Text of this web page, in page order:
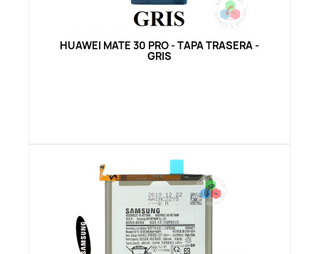
Vista rápida
HUAWEI MATE 30 PRO - TAPA TRASERA -
GRIS